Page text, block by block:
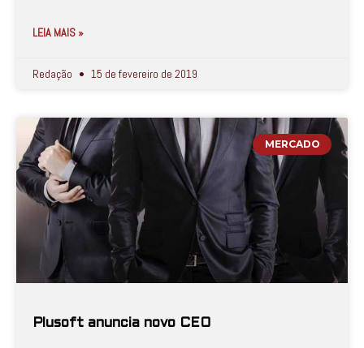
LEIA MAIS »
Redação 15 de fevereiro de 2019
MERCADO
Plusoft anuncia novo CEO